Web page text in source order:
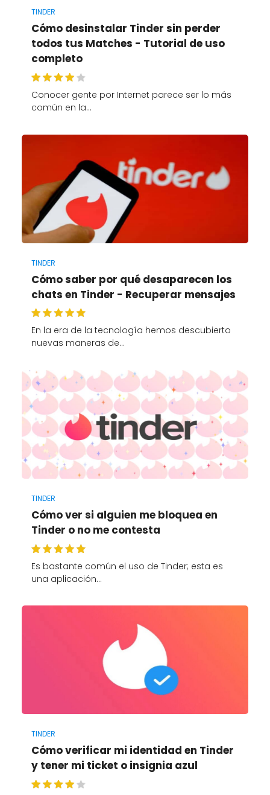
TINDER
Cómo desinstalar Tinder sin perder
todos tus Matches - Tutorial de uso
completo
Conocer gente por Internet parece ser lo más
común en la…
TINDER
Cómo saber por qué desaparecen los
chats en Tinder - Recuperar mensajes
En la era de la tecnología hemos descubierto
nuevas maneras de…
TINDER
Cómo ver si alguien me bloquea en
Tinder o no me contesta
Es bastante común el uso de Tinder; esta es
una aplicación…
TINDER
Cómo verificar mi identidad en Tinder
y tener mi ticket o insignia azul